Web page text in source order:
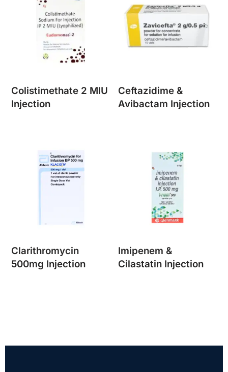
Colistimethate 2 MIU
Injection
Ceftazidime &
Avibactam Injection
Clarithromycin
500mg Injection
Imipenem &
Cilastatin Injection